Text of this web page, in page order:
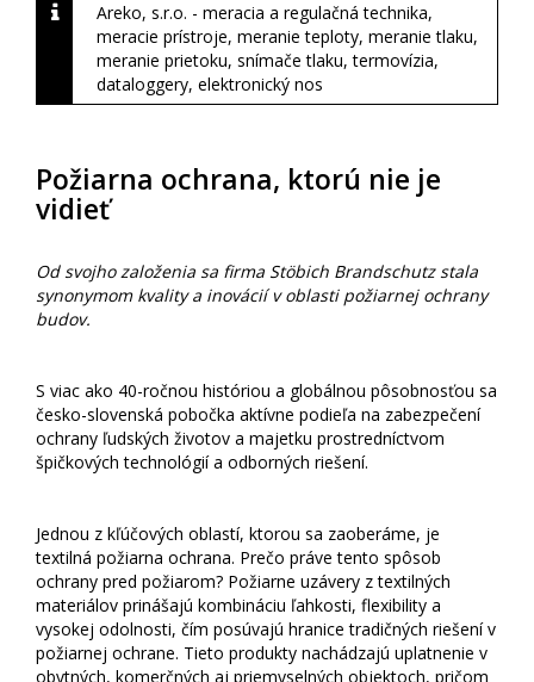
Areko, s.r.o. - meracia a regulačná technika,
meracie prístroje, meranie teploty, meranie tlaku,
meranie prietoku, snímače tlaku, termovízia,
dataloggery, elektronický nos
Požiarna ochrana, ktorú nie je
vidieť
Od svojho založenia sa firma Stöbich Brandschutz stala
synonymom kvality a inovácií v oblasti požiarnej ochrany
budov.
S viac ako 40-ročnou históriou a globálnou pôsobnosťou sa
česko-slovenská pobočka aktívne podieľa na zabezpečení
ochrany ľudských životov a majetku prostredníctvom
špičkových technológií a odborných riešení.
Jednou z kľúčových oblastí, ktorou sa zaoberáme, je
textilná požiarna ochrana. Prečo práve tento spôsob
ochrany pred požiarom? Požiarne uzávery z textilných
materiálov prinášajú kombináciu ľahkosti, flexibility a
vysokej odolnosti, čím posúvajú hranice tradičných riešení v
požiarnej ochrane. Tieto produkty nachádzajú uplatnenie v
obytných, komerčných aj priemyselných objektoch, pričom